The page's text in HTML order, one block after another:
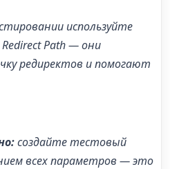
используйте
Path — они
редиректов и помогают
создайте тестовый
всех параметров — это